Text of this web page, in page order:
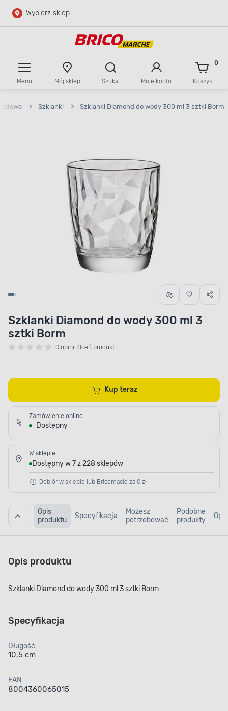
Przejdź do głównej zawartości
Wybierz sklep
Menu Mój sklep Szukaj Moje konto Koszyk
0
> Szklanki > Szklanki Diamond do wody 300 ml 3 sztki Borm
Szklanki Diamond do wody 300 ml 3
sztki Borm
0 opinii Oceń produkt
Kup teraz
Zamówienie online
Dostępny
W sklepie
Dostępny w 7 z 228 sklepów
Odbiór w sklepie lub Bricomacie za 0 zł
Opis
produktu
Specyfikacja
Możesz
potrzebować
Podobne
produkty
Opis produktu
Szklanki Diamond do wody 300 ml 3 sztki Borm
Specyfikacja
Długość
10,5 cm
EAN
8004360065015